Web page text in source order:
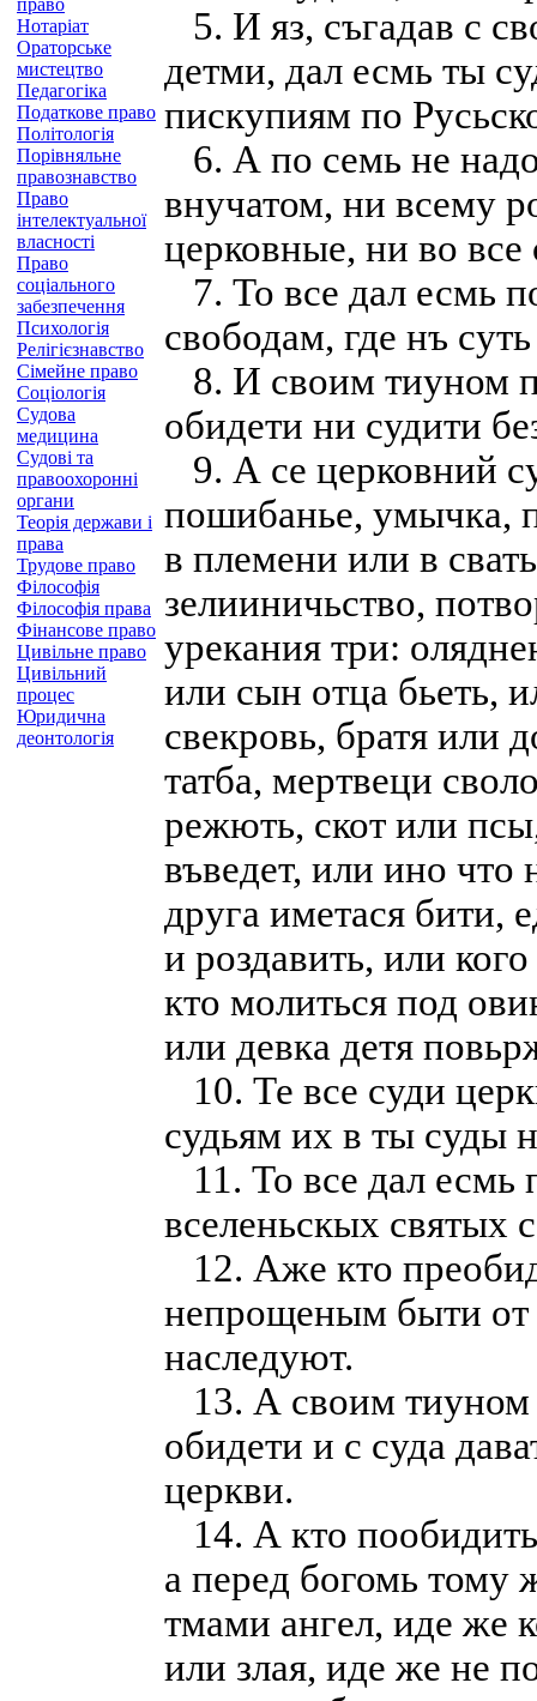
право
Нотаріат
Ораторське
мистецтво
Педагогіка
Податкове право
Політологія
Порівняльне
правознавство
Право
інтелектуальної
власності
Право
соціального
забезпечення
Психологія
Релігієзнавство
Сімейне право
Соціологія
Судова
медицина
Судові та
правоохоронні
органи
Теорія держави і
права
Трудове право
Філософія
Філософія права
Фінансове право
Цивільне право
Цивільний
процес
Юридична
деонтологія
5. И яз, съгадав с
детми, дал есмь ты
пискупиям по
6. А по семь не
внучатом, ни всему
церковные, ни во все
7. То все дал есмь
свободам, где нъ
8. И своим тиуном
обидети ни судити
9. А се церковний
пошибанье, умычка,
в племени или в
зелииничьство,
урекания три:
или сын отца бьеть,
свекровь, братя или
татба, мертвеци
режють, скот или
въведет, или ино что
друга иметася бити,
и роздавить, или
кто молиться под
или девка детя
10. Те все суди
судьям их в ты суды
11. То все дал
вселеньскых святых
12. Аже кто
непрощеным быти от
наследуют.
13. А своим тиуном
обидети и с суда
церкви.
14. А кто
а перед богомь тому
тмами ангел, иде же
или злая, иде же не